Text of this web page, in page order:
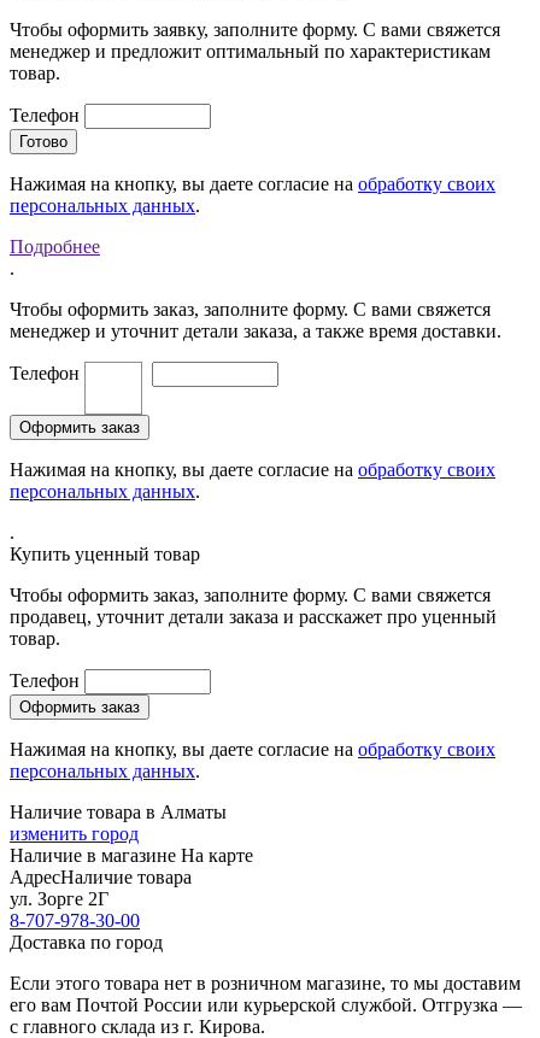
Чтобы оформить заявку, заполните форму. С вами свяжется
менеджер и предложит оптимальный по характеристикам
товар.
Телефон
Нажимая на кнопку, вы даете согласие на обработку своих
персональных данных.
Подробнее
.
Чтобы оформить заказ, заполните форму. С вами свяжется
менеджер и уточнит детали заказа, а также время доставки.
Телефон
Нажимая на кнопку, вы даете согласие на обработку своих
персональных данных.
.
Купить уценный товар
Чтобы оформить заказ, заполните форму. С вами свяжется
продавец, уточнит детали заказа и расскажет про уценный
товар.
Телефон
Нажимая на кнопку, вы даете согласие на обработку своих
персональных данных.
Наличие товара в Алматы
изменить город
Наличие в магазине На карте
АдресНаличие товара
ул. Зорге 2Г
8-707-978-30-00
Доставка по город
Если этого товара нет в розничном магазине, то мы доставим
его вам Почтой России или курьерской службой. Отгрузка —
с главного склада из г. Кирова.